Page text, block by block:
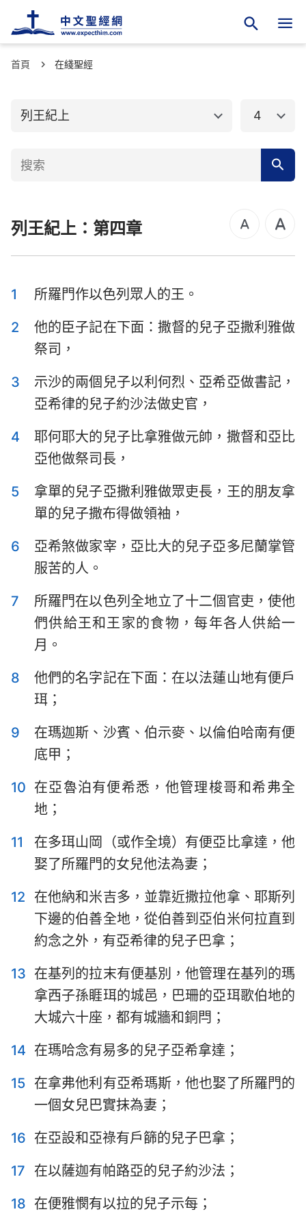
首頁 在綫聖經
列王紀上
舊約聖經
創世記
申命記
撒母耳記上
歷代志上 歷代志下
以斯拉記 尼希米記
以斯帖記
詩篇 箴言
傳道書 雅歌
以賽亞書 耶利米書
但以理書 何西阿書
俄巴底亞書
彌迦書 那鴻書
哈巴谷書 西番雅書
哈該書
瑪拉基書
4
列王紀上：第四章
1
所羅門作以色列眾人的王。
2
他的臣子記在下面：撒督的兒子亞撒利雅做
祭司，
3
示沙的兩個兒子以利何烈、亞希亞做書記，
亞希律的兒子約沙法做史官，
4
耶何耶大的兒子比拿雅做元帥，撒督和亞比
亞他做祭司長，
5
拿單的兒子亞撒利雅做眾吏長，王的朋友拿
單的兒子撒布得做領袖，
6
亞希煞做家宰，亞比大的兒子亞多尼蘭掌管
服苦的人。
7
所羅門在以色列全地立了十二個官吏，使他
們供給王和王家的食物，每年各人供給一
月。
8
他們的名字記在下面：在以法蓮山地有便戶
珥；
9
在瑪迦斯、沙賓、伯示麥、以倫伯哈南有便
底甲；
10 在亞魯泊有便希悉，他管理梭哥和希弗全
地；
11
在多珥山岡（或作全境）有便亞比拿達，他
娶了所羅門的女兒他法為妻；
12
在他納和米吉多，並靠近撒拉他拿、耶斯列
下邊的伯善全地，從伯善到亞伯米何拉直到
約念之外，有亞希律的兒子巴拿；
13 在基列的拉末有便基別，他管理在基列的瑪
拿西子孫睚珥的城邑，巴珊的亞珥歌伯地的
大城六十座，都有城牆和銅閂；
14 在瑪哈念有易多的兒子亞希拿達；
15 在拿弗他利有亞希瑪斯，他也娶了所羅門的
一個女兒巴實抹為妻；
16 在亞設和亞祿有戶篩的兒子巴拿；
17
在以薩迦有帕路亞的兒子約沙法；
18 在便雅憫有以拉的兒子示每；